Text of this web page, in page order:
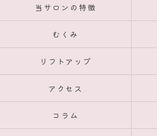
当サロンの特徴
むくみ
リフトアップ
アクセス
コラム